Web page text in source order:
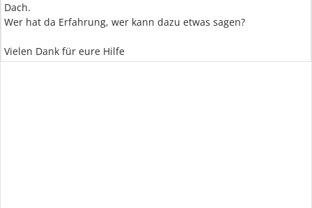
Dach.
Wer hat da Erfahrung, wer kann dazu etwas sagen?
Vielen Dank für eure Hilfe